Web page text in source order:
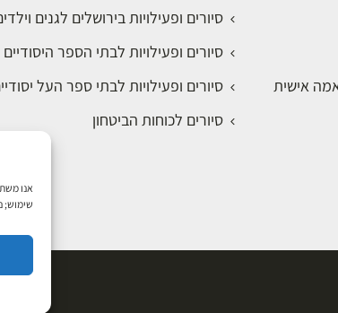
שימוש;
אישית
סיורים ופעילויות בירושלים לגנים
סיורים ופעילויות לבתי הספר היסודיים
סיורים ופעילויות לבתי ספר העל
סיורים לכוחות הביטחון